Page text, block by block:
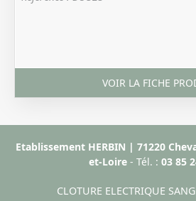
VOIR LA FICHE
Etablissement HERBIN | 71220
et-Loire - Tél. : 03 85
CLOTURE ELECTRIQUE